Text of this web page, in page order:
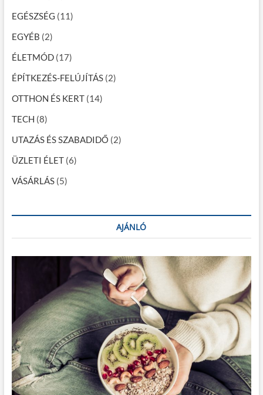
g
á
c
i
ó
EGÉSZSÉG (11)
EGYÉB (2)
ÉLETMÓD(17)
ÉPÍTKEZÉS-FELÚJÍTÁS(2)
OTTHON ÉS KERT(14)
TECH (8)
UTAZÁS ÉS SZABADIDŐ (2)
ÜZLETI ÉLET(6)
VÁSÁRLÁS(5)
AJÁNLÓ